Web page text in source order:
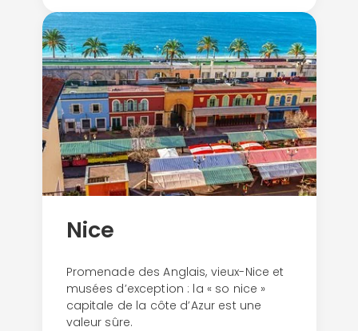
Nice
Promenade des Anglais, vieux-Nice et
musées d’exception : la « so nice »
capitale de la côte d’Azur est une
valeur sûre.